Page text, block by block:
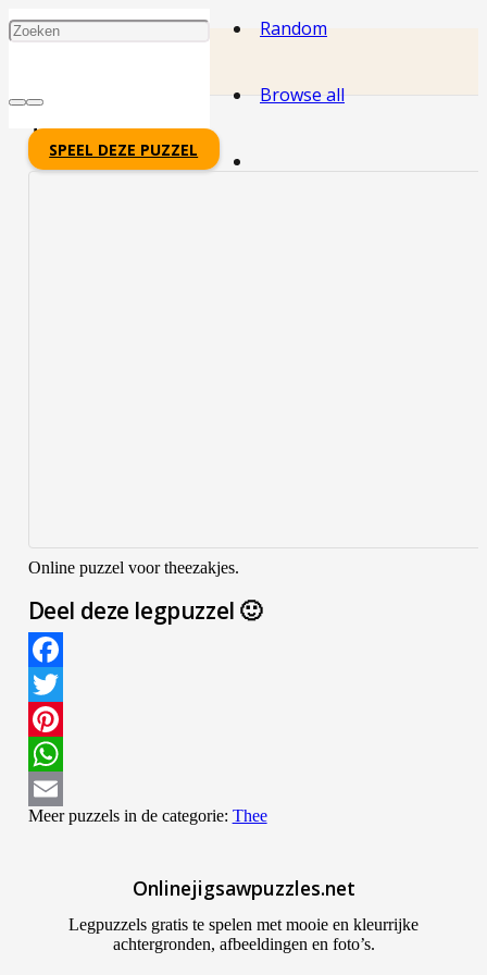
Random
Browse all
Theezak
SPEEL DEZE PUZZEL
Online puzzel voor theezakjes.
Deel deze legpuzzel 🙂
Facebook
Twitter
Pinterest
WhatsApp
Email
Meer puzzels in de categorie: Thee
Onlinejigsawpuzzles.net
Legpuzzels gratis te spelen met mooie en kleurrijke
achtergronden, afbeeldingen en foto’s.